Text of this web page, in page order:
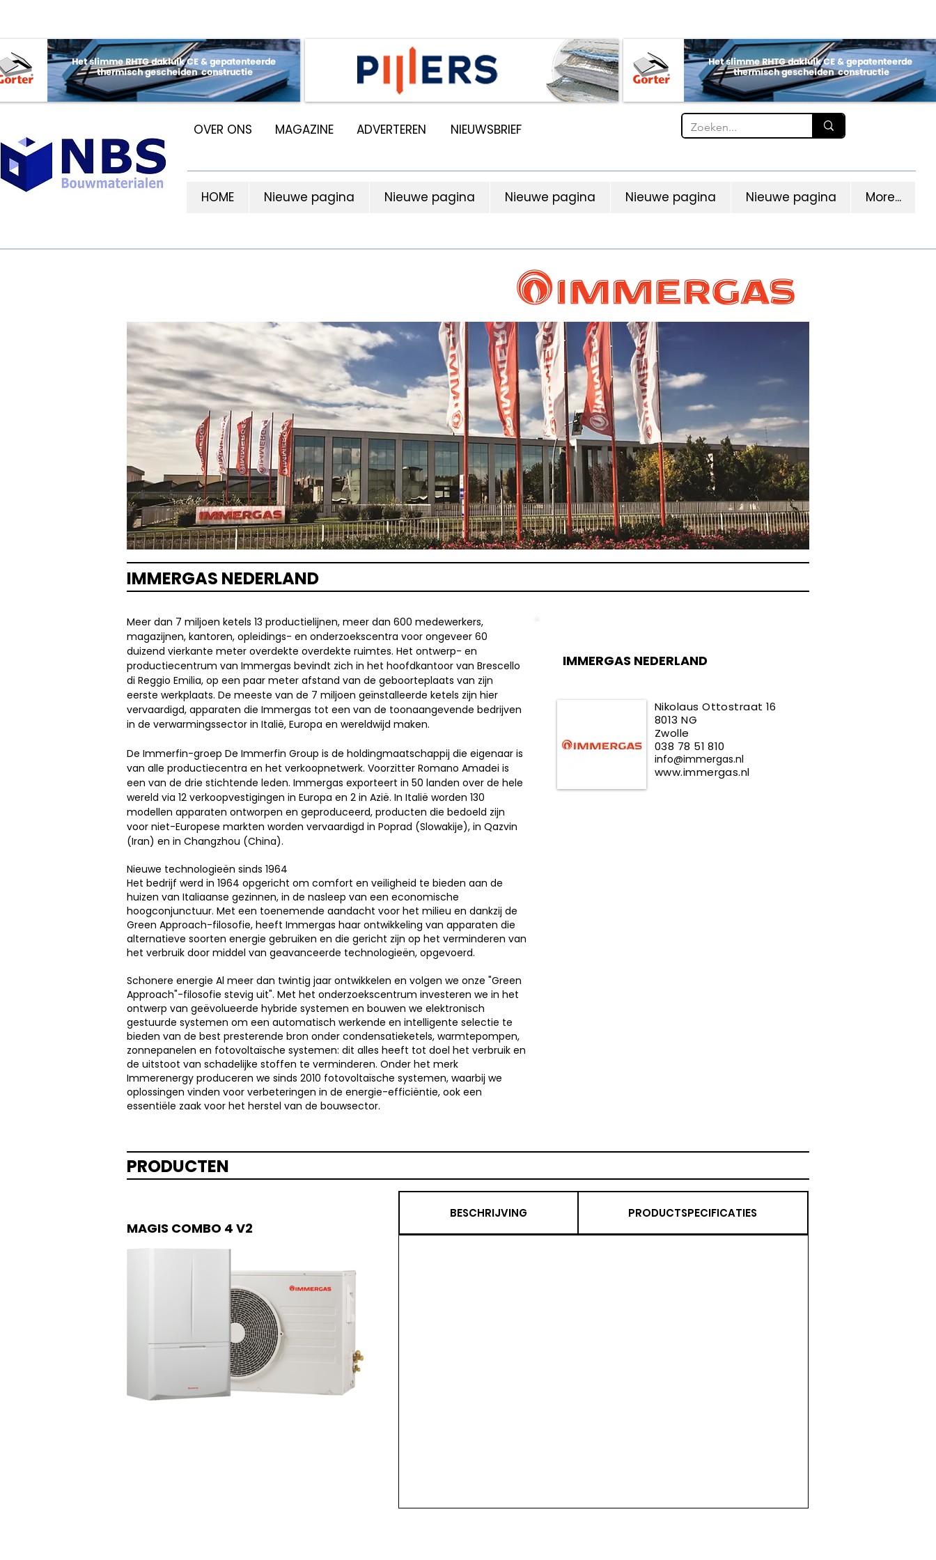
OVER ONS MAGAZINE ADVERTEREN NIEUWSBRIEF
HOME Nieuwe pagina Nieuwe pagina Nieuwe pagina Nieuwe pagina Nieuwe pagina More...
IMMERGAS NEDERLAND
Meer dan 7 miljoen ketels 13 productielijnen, meer dan 600 medewerkers,
magazijnen, kantoren, opleidings- en onderzoekscentra voor ongeveer 60
duizend vierkante meter overdekte overdekte ruimtes. Het ontwerp- en
productiecentrum van Immergas bevindt zich in het hoofdkantoor van Brescello
di Reggio Emilia, op een paar meter afstand van de geboorteplaats van zijn
eerste werkplaats. De meeste van de 7 miljoen geïnstalleerde ketels zijn hier
vervaardigd, apparaten die Immergas tot een van de toonaangevende bedrijven
in de verwarmingssector in Italië, Europa en wereldwijd maken.
De Immerfin-groep De Immerfin Group is de holdingmaatschappij die eigenaar is
van alle productiecentra en het verkoopnetwerk. Voorzitter Romano Amadei is
een van de drie stichtende leden. Immergas exporteert in 50 landen over de hele
wereld via 12 verkoopvestigingen in Europa en 2 in Azië. In Italië worden 130
modellen apparaten ontworpen en geproduceerd, producten die bedoeld zijn
voor niet-Europese markten worden vervaardigd in Poprad (Slowakije), in Qazvin
(Iran) en in Changzhou (China).
Nieuwe technologieën sinds 1964
Het bedrijf werd in 1964 opgericht om comfort en veiligheid te bieden aan de
huizen van Italiaanse gezinnen, in de nasleep van een economische
hoogconjunctuur. Met een toenemende aandacht voor het milieu en dankzij de
Green Approach-filosofie, heeft Immergas haar ontwikkeling van apparaten die
alternatieve soorten energie gebruiken en die gericht zijn op het verminderen van
het verbruik door middel van geavanceerde technologieën, opgevoerd.
Schonere energie Al meer dan twintig jaar ontwikkelen en volgen we onze "Green
Approach"-filosofie stevig uit". Met het onderzoekscentrum investeren we in het
ontwerp van geëvolueerde hybride systemen en bouwen we elektronisch
gestuurde systemen om een ​​automatisch werkende en intelligente selectie te
bieden van de best presterende bron onder condensatieketels, warmtepompen,
zonnepanelen en fotovoltaïsche systemen: dit alles heeft tot doel het verbruik en
de uitstoot van schadelijke stoffen te verminderen. Onder het merk
Immerenergy produceren we sinds 2010 fotovoltaïsche systemen, waarbij we
oplossingen vinden voor verbeteringen in de energie-efficiëntie, ook een
essentiële zaak voor het herstel van de bouwsector.
IMMERGAS NEDERLAND
Nikolaus Ottostraat 16
8013 NG
Zwolle
038 78 51 810
info@immergas.nl
www.immergas.nl
PRODUCTEN
MAGIS COMBO 4 V2
BESCHRIJVING PRODUCTSPECIFICATIES